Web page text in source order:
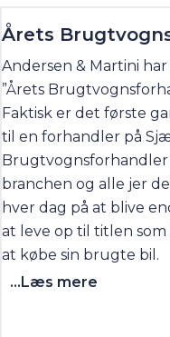
Årets
Andersen & Martini
”Årets
Faktisk er det første
til en forhandler på
branchen og alle jer
hver dag på at blive
at leve op til titlen
at købe sin brugte bil.
...Læs mere